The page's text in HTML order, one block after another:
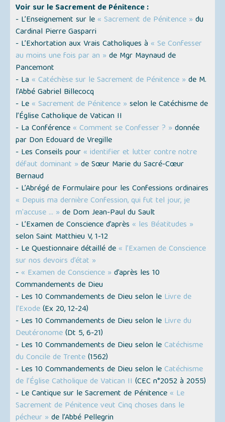
Voir sur le Sacrement de Pénitence :
- L’Enseignement sur le « Sacrement de Pénitence » du
Cardinal Pierre Gasparri
- L’Exhortation aux Vrais Catholiques à « Se Confesser
au moins une fois par an » de Mgr Maynaud de
Pancemont
- La « Catéchèse sur le Sacrement de Pénitence » de M.
l’Abbé Gabriel Billecocq
- Le « Sacrement de Pénitence » selon le Catéchisme de
l’Église Catholique de Vatican II
- La Conférence « Comment se Confesser ? » donnée
par Don Edouard de Vregille
- Les Conseils pour « identifier et lutter contre notre
défaut dominant » de Sœur Marie du Sacré-Cœur
Bernaud
- L’Abrégé de Formulaire pour les Confessions ordinaires
« Depuis ma dernière Confession, qui fut tel jour, je
m'accuse … » de Dom Jean-Paul du Sault
- L’Examen de Conscience d’après « les Béatitudes »
selon Saint Matthieu V, 1-12
- Le Questionnaire détaillé de « l’Examen de Conscience
sur nos devoirs d’état »
- « Examen de Conscience » d’après les 10
Commandements de Dieu
- Les 10 Commandements de Dieu selon le Livre de
l’Exode(Ex 20, 12-24)
- Les 10 Commandements de Dieu selon le Livre du
Deutéronome(Dt 5, 6-21)
- Les 10 Commandements de Dieu selon le Catéchisme
du Concile de Trente(1562)
- Les 10 Commandements de Dieu selon le Catéchisme
de l’Église Catholique de Vatican II (CEC n°2052 à 2055)
- Le Cantique sur le Sacrement de Pénitence « Le
Sacrement de Pénitence veut Cinq choses dans le
pécheur » de l’Abbé Pellegrin